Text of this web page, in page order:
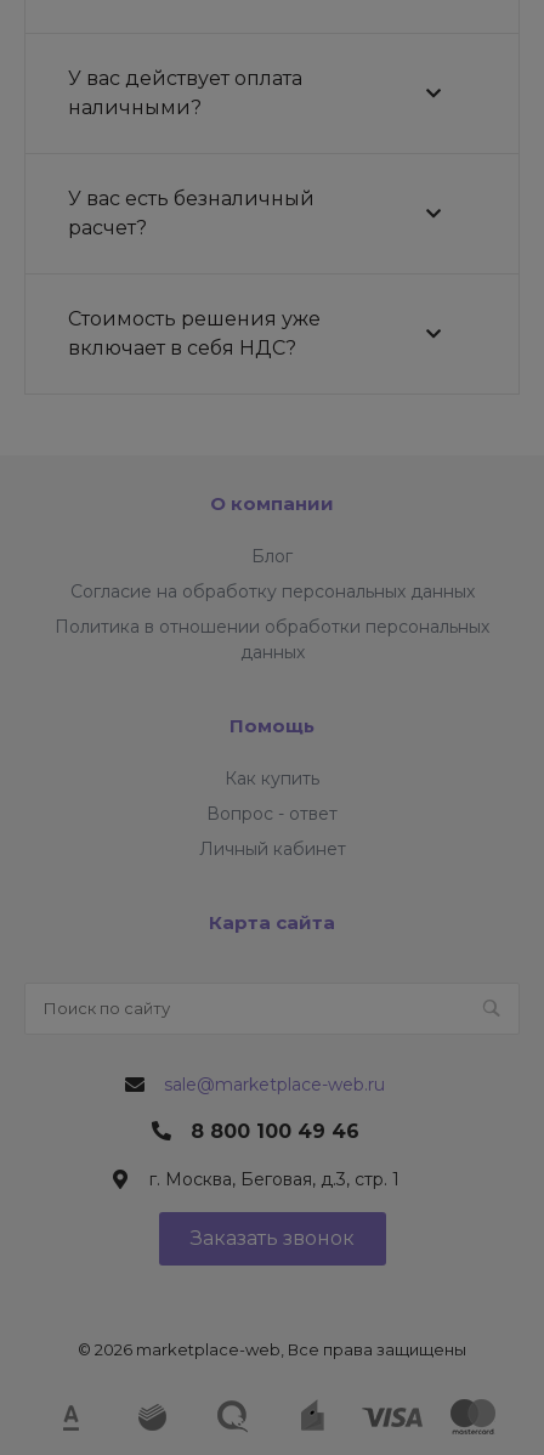
У вас действует оплата
наличными?
У вас есть безналичный
расчет?
Стоимость решения уже
включает в себя НДС?
О компании
Блог
Согласие на обработку персональных данных
Политика в отношении обработки персональных
данных
Помощь
Как купить
Вопрос - ответ
Личный кабинет
Карта сайта
sale@marketplace-web.ru
8 800 100 49 46
г. Москва, Беговая, д.3, стр. 1
Заказать звонок
© 2026 marketplace-web, Все права защищены